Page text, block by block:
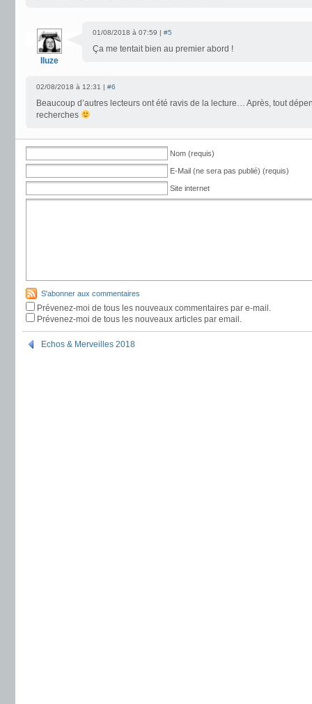
Iluze
01/08/2018 à 07:59 | #5
Ça me tentait bien au premier abord !
02/08/2018 à 12:31 | #6
Beaucoup d’autres lecteurs ont été ravis de la lecture… Après, tout
recherches
Nom (requis)
E-Mail (ne sera pas publié) (requis)
Site internet
S'abonner aux commentaires
Prévenez-moi de tous les nouveaux commentaires par e-mail.
Prévenez-moi de tous les nouveaux articles par email.
Echos & Merveilles 2018